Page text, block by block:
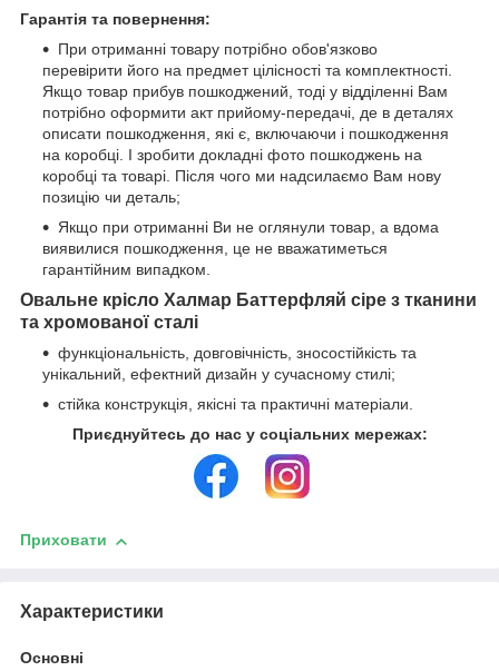
Гарантія та повернення:
При отриманні товару потрібно обов'язково
перевірити його на предмет цілісності та комплектності.
Якщо товар прибув пошкоджений, тоді у відділенні Вам
потрібно оформити акт прийому-передачі, де в деталях
описати пошкодження, які є, включаючи і пошкодження
на коробці. І зробити докладні фото пошкоджень на
коробці та товарі. Після чого ми надсилаємо Вам нову
позицію чи деталь;
Якщо при отриманні Ви не оглянули товар, а вдома
виявилися пошкодження, це не вважатиметься
гарантійним випадком.
Овальне крісло Халмар Баттерфляй сіре з тканини
та хромованої сталі
функціональність, довговічність, зносостійкість та
унікальний, ефектний дизайн у сучасному стилі;
стійка конструкція, якісні та практичні матеріали.
Приєднуйтесь до нас у соціальних мережах:
Приховати
Характеристики
Основні